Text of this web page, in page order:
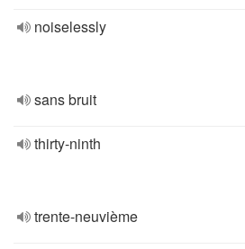
noiselessly
sans bruit
thirty-ninth
trente-neuvième